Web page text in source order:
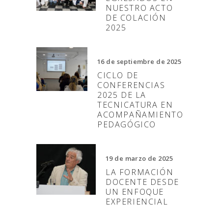
NUESTRO ACTO
DE COLACIÓN
2025
16 de septiembre de 2025
CICLO DE
CONFERENCIAS
2025 DE LA
TECNICATURA EN
ACOMPAÑAMIENTO
PEDAGÓGICO
19 de marzo de 2025
LA FORMACIÓN
DOCENTE DESDE
UN ENFOQUE
EXPERIENCIAL